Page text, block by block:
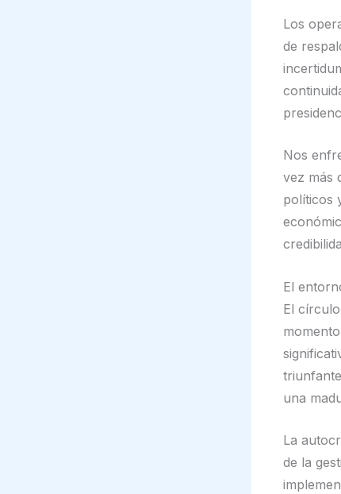
Los
de
Nos
vez más
políticos
El
El
una
La
de la